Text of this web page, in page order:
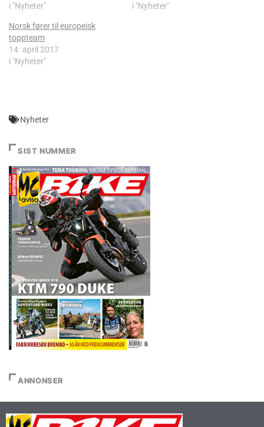
i "Nyheter"
i "Nyheter"
Norsk fører til europeisk
toppteam
14. april 2017
i "Nyheter"
Nyheter
SIST NUMMER
ANNONSER